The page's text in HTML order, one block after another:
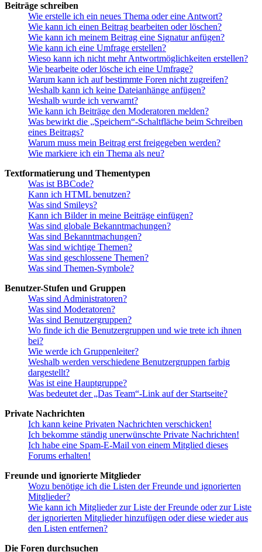
Beiträge schreiben
Wie erstelle ich ein neues Thema oder eine Antwort?
Wie kann ich einen Beitrag bearbeiten oder löschen?
Wie kann ich meinem Beitrag eine Signatur anfügen?
Wie kann ich eine Umfrage erstellen?
Wieso kann ich nicht mehr Antwortmöglichkeiten erstellen?
Wie bearbeite oder lösche ich eine Umfrage?
Warum kann ich auf bestimmte Foren nicht zugreifen?
Weshalb kann ich keine Dateianhänge anfügen?
Weshalb wurde ich verwarnt?
Wie kann ich Beiträge den Moderatoren melden?
Was bewirkt die „Speichern“-Schaltfläche beim Schreiben
eines Beitrags?
Warum muss mein Beitrag erst freigegeben werden?
Wie markiere ich ein Thema als neu?
Textformatierung und Thementypen
Was ist BBCode?
Kann ich HTML benutzen?
Was sind Smileys?
Kann ich Bilder in meine Beiträge einfügen?
Was sind globale Bekanntmachungen?
Was sind Bekanntmachungen?
Was sind wichtige Themen?
Was sind geschlossene Themen?
Was sind Themen-Symbole?
Benutzer-Stufen und Gruppen
Was sind Administratoren?
Was sind Moderatoren?
Was sind Benutzergruppen?
Wo finde ich die Benutzergruppen und wie trete ich ihnen
bei?
Wie werde ich Gruppenleiter?
Weshalb werden verschiedene Benutzergruppen farbig
dargestellt?
Was ist eine Hauptgruppe?
Was bedeutet der „Das Team“-Link auf der Startseite?
Private Nachrichten
Ich kann keine Privaten Nachrichten verschicken!
Ich bekomme ständig unerwünschte Private Nachrichten!
Ich habe eine Spam-E-Mail von einem Mitglied dieses
Forums erhalten!
Freunde und ignorierte Mitglieder
Wozu benötige ich die Listen der Freunde und ignorierten
Mitglieder?
Wie kann ich Mitglieder zur Liste der Freunde oder zur Liste
der ignorierten Mitglieder hinzufügen oder diese wieder aus
den Listen entfernen?
Die Foren durchsuchen